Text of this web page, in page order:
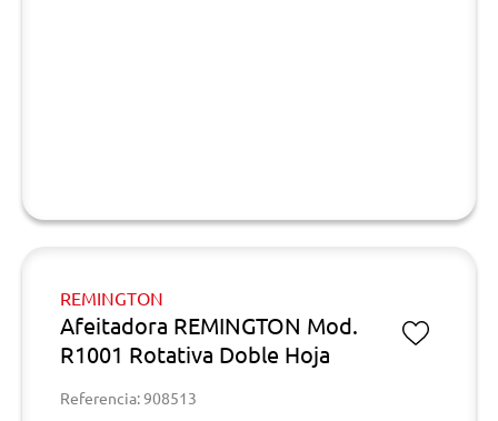
REMINGTON
Afeitadora REMINGTON Mod.
R1001 Rotativa Doble Hoja
Referencia: 908513